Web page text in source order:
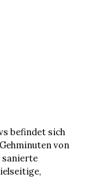
befindet sich
von
sanierte